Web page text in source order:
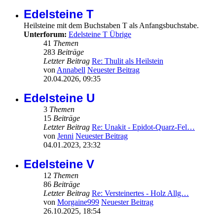
Edelsteine T
Heilsteine mit dem Buchstaben T als Anfangsbuchstabe.
Unterforum: Edelsteine T Übrige
41 Themen
283 Beiträge
Letzter Beitrag Re: Thulit als Heilstein
vonAnnabell Neuester Beitrag
20.04.2026, 09:35
Edelsteine U
3 Themen
15 Beiträge
Letzter Beitrag Re: Unakit - Epidot-Quarz-Fel…
von Jenni Neuester Beitrag
04.01.2023, 23:32
Edelsteine V
12 Themen
86 Beiträge
Letzter Beitrag Re: Versteinertes - Holz Allg…
von Morgaine999 Neuester Beitrag
26.10.2025, 18:54